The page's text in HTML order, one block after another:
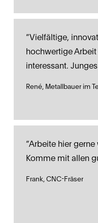
“Vielfältige,
hochwertige
interessant. Junges
René, Metallbauer im
“Arbeite hier
Komme mit allen
Frank, CNC-Fräser